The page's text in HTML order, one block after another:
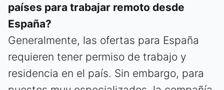
países para trabajar remoto desde
España?
Generalmente, las ofertas para España
requieren tener permiso de trabajo y
residencia en el país. Sin embargo, para